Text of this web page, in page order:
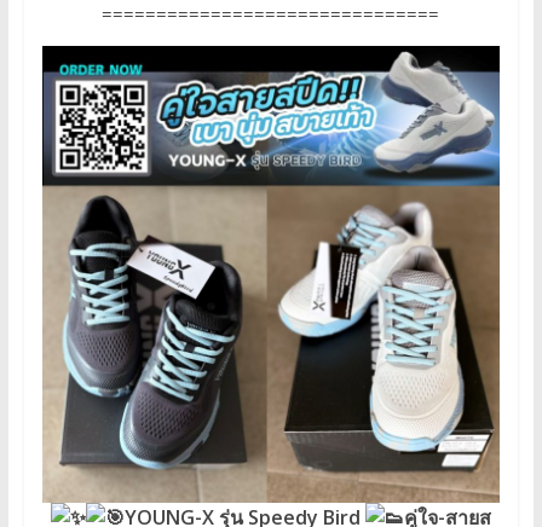
===============================
YOUNG-X รุ่น Speedy Bird
คู่ใจ-สายส